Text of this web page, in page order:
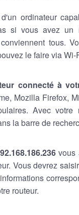
ordinateur
si vous avez un
tous.
le faire via
connecté à
Mozilla Firefox,
Avec votre
la barre de
vous
Vous devrez
routeur.